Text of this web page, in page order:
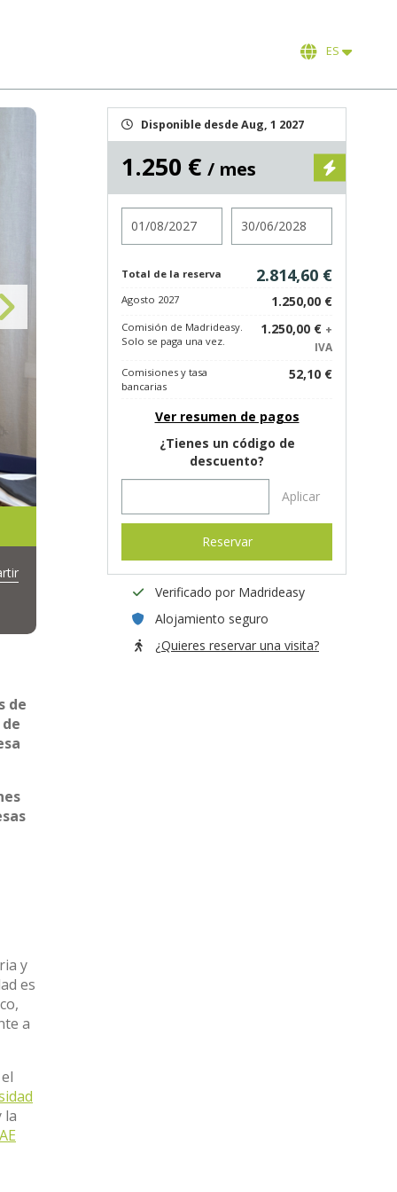
ES
de
y
es
a
la
Disponible desde Aug, 1 2027
1.250 € / mes
Total de la reserva 2.814,60 €
Agosto 2027 1.250,00 €
Comisión de Madrideasy.
Solo se paga una vez.
1.250,00 € +
IVA
Comisiones y tasa
bancarias
52,10 €
Ver resumen de pagos
¿Tienes un código de
descuento?
Aplicar
Reservar
Verificado por Madrideasy
Alojamiento seguro
¿Quieres reservar una visita?